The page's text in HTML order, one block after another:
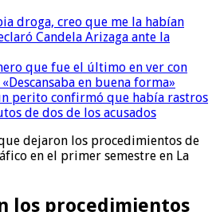
droga, creo que me la habían
Candela Arizaga ante la
que fue el último en ver con
en buena forma»
perito confirmó que había rastros
de dos de los acusados
dejaron los procedimientos de
en el primer semestre en La
los procedimientos